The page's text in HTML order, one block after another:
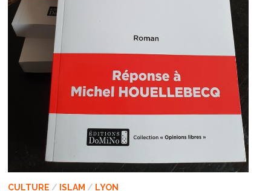
CULTURE / ISLAM / LYON